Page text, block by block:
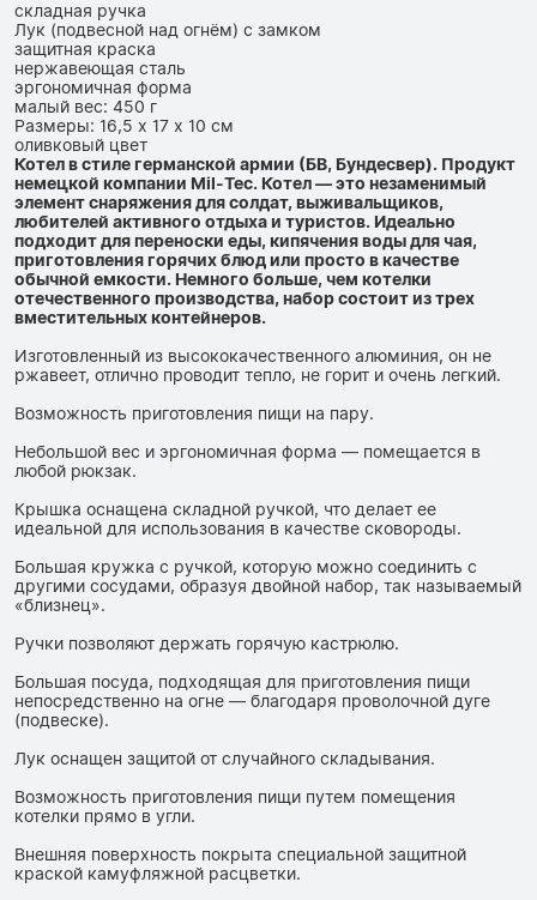
складная ручка
Лук (подвесной над огнём) с замком
защитная краска
нержавеющая сталь
эргономичная форма
малый вес: 450 г
Размеры: 16,5 x 17 x 10 см
оливковый цвет
Котел в стиле германской армии (БВ, Бундесвер). Продукт
немецкой компании Mil-Tec. Котел — это незаменимый
элемент снаряжения для солдат, выживальщиков,
любителей активного отдыха и туристов. Идеально
подходит для переноски еды, кипячения воды для чая,
приготовления горячих блюд или просто в качестве
обычной емкости. Немного больше, чем котелки
отечественного производства, набор состоит из трех
вместительных контейнеров.
Изготовленный из высококачественного алюминия, он не
ржавеет, отлично проводит тепло, не горит и очень легкий.
Возможность приготовления пищи на пару.
Небольшой вес и эргономичная форма — помещается в
любой рюкзак.
Крышка оснащена складной ручкой, что делает ее
идеальной для использования в качестве сковороды.
Большая кружка с ручкой, которую можно соединить с
другими сосудами, образуя двойной набор, так называемый
«близнец».
Ручки позволяют держать горячую кастрюлю.
Большая посуда, подходящая для приготовления пищи
непосредственно на огне — благодаря проволочной дуге
(подвеске).
Лук оснащен защитой от случайного складывания.
Возможность приготовления пищи путем помещения
котелки прямо в угли.
Внешняя поверхность покрыта специальной защитной
краской камуфляжной расцветки.